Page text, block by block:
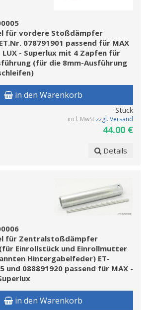
für vordere Stoßdämpfer
078791901 passend für MAX
LUX - Superlux mit 4 Zapfen für
(für die 8mm-Ausführung
in den Warenkorb
Stück
incl. MwSt zzgl. Versand
44.00 €
Details
für Zentralstoßdämpfer
Einrollstück und Einrollmutter
Hintergabelfeder) ET-
und 088891920 passend für MAX -
in den Warenkorb